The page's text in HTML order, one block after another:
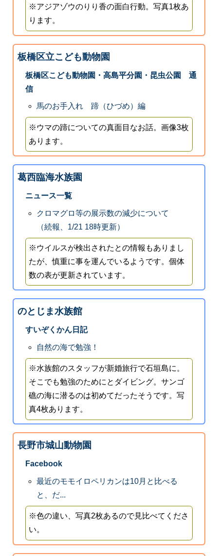
※アジアゾウのりり香の面白行動。写真1枚あ
ります。
板橋区立こども動物園
板橋区こども動物園・高島平分園・昆虫公園 通
信
馬のお手入れ 蹄（ひづめ）編
※ウマの蹄についての真面目なお話。画像3枚
あります。
葛西臨海水族園
ニュース一覧
クロマグロ等の展示数の減少について
（続報、1/21 18時更新）
※ウイルスが検出されたとの情報もありまし
たが、慎重に事を運んでいるようです。個体
数の表が更新されています。
のとじま水族館
すいぞくかん日記
自然の海で勉強！
※水族館のスタッフが新婚旅行で石垣島に。
そこでも勉強のためにとダイビング。サンゴ
礁の海に潜るのは初めてだったそうです。写
真4枚あります。
長野市城山動物園
Facebook
最近のモモイロペリカンは10月と比べる
と、だ...
※色の違い、写真2枚あるので見比べてくださ
い。